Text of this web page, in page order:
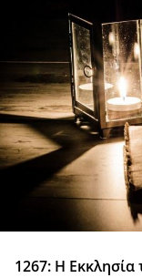
1267: Η Εκκλησία